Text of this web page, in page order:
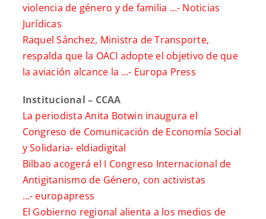
violencia de género y de familia …- Noticias
Jurídicas
Raquel Sánchez, Ministra de Transporte,
respalda que la OACI adopte el objetivo de que
la aviación alcance la …- Europa Press
Institucional – CCAA
La periodista Anita Botwin inaugura el
Congreso de Comunicación de Economía Social
y Solidaria- eldiadigital
Bilbao acogerá el I Congreso Internacional de
Antigitanismo de Género, con activistas
…- europapress
El Gobierno regional alienta a los medios de